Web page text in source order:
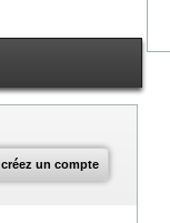
créez un compte